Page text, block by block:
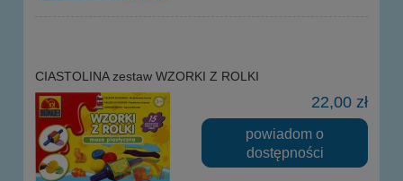
CIASTOLINA zestaw WZORKI Z ROLKI
22,00 zł
powiadom o
dostępności